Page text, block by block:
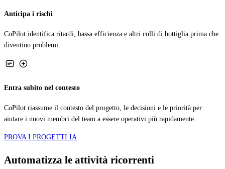
Anticipa i rischi
CoPilot identifica ritardi, bassa efficienza e altri colli di bottiglia prima che
diventino problemi.
Entra subito nel contesto
CoPilot riassume il contesto del progetto, le decisioni e le priorità per
aiutare i nuovi membri del team a essere operativi più rapidamente.
PROVA I PROGETTI IA
Automatizza le attività ricorrenti